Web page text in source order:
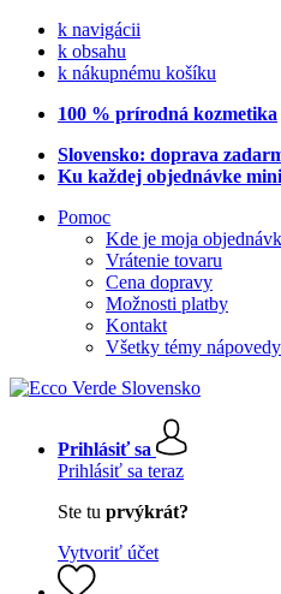
k navigácii
k obsahu
k nákupnému košíku
100 % prírodná kozmetika
Slovensko: doprava
Ku každej objednávke
Pomoc
Kde je moja
Vrátenie tovaru
Cena dopravy
Možnosti platby
Kontakt
Všetky témy nápovedy
Prihlásiť sa
Prihlásiť sa teraz
Ste tu prvýkrát?
Vytvoriť účet